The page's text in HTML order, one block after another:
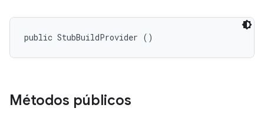
public StubBuildProvider ()
Métodos públicos